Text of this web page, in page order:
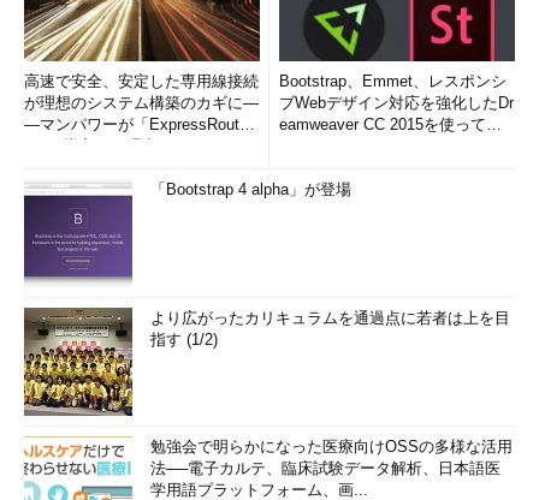
高速で安全、安定した専用線接続
が理想のシステム構築のカギに―
―マンパワーが「ExpressRout
Bootstrap、Emmet、レスポンシ
ブWebデザイン対応を強化したDr
eamweaver CC 2015を使って
「Bootstrap 4 alpha」が登場
より広がったカリキュラムを通過点に若者は上を目
指す (1/2)
勉強会で明らかになった医療向けOSSの多様な活用
法──電子カルテ、臨床試験データ解析、日本語医
学用語プラットフォーム、画...